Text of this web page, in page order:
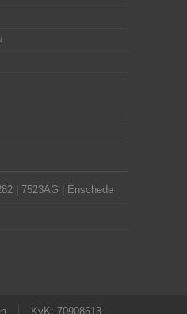
| 7523AG | Enschede
KvK: 70908613